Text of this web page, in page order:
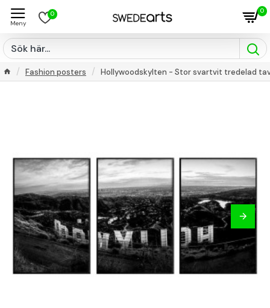
0 0
Fashion posters Hollywoodskylten - Stor svartvit tredelad